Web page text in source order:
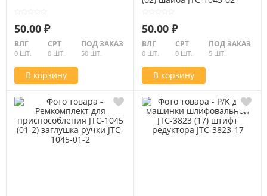
50.00 ₽
ВЛГ
0 ШТ.
СРТ
0 ШТ.
ПОД ЗАКАЗ
50 ШТ.
В корзину
50.00 ₽
ВЛГ
0 ШТ.
СРТ
0 ШТ.
ПОД ЗАКАЗ
5 ШТ.
В корзину